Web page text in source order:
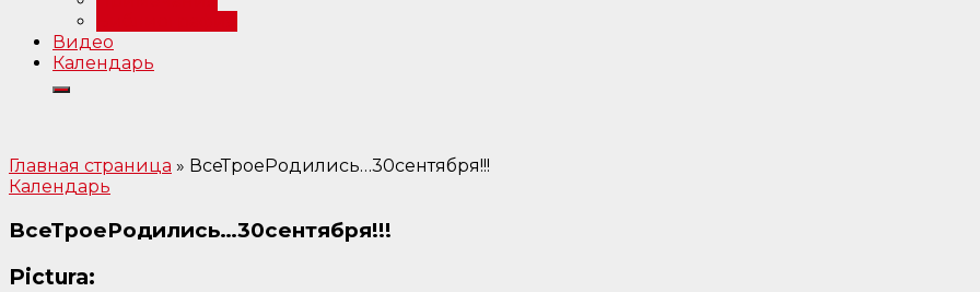
Видео
Календарь
Главная страница » ВсеТроеРодились…30сентября!!!
Календарь
ВсеТроеРодились…30сентября!!!
Pictura: